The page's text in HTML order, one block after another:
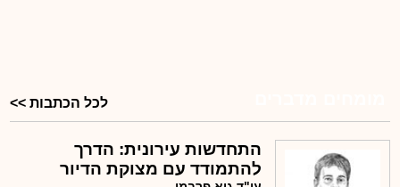
לכל הכתבות >>
התחדשות עירונית: הדרך
להתמודד עם מצוקת הדיור